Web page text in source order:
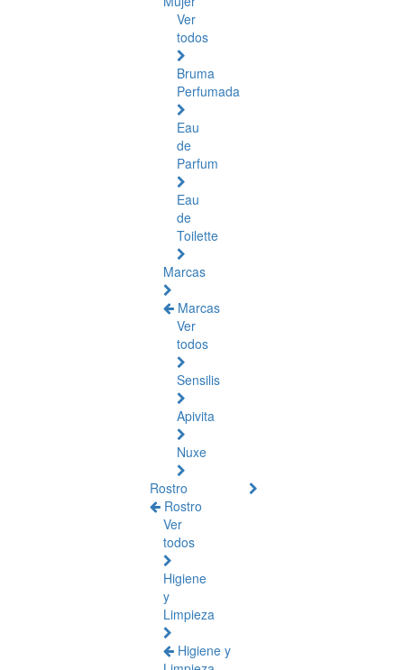
Ver
todos
Bruma
Perfumada
Eau
de
Parfum
Eau
de
Toilette
Marcas
Marcas
Ver
todos
Sensilis
Apivita
Nuxe
Rostro
Rostro
Ver
todos
Higiene
y
Limpieza
Higiene y